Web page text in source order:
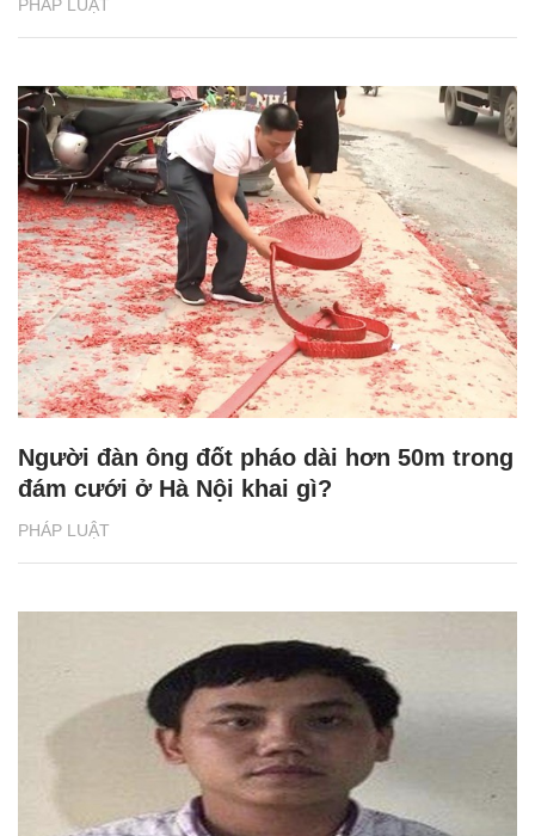
PHÁP LUẬT
PHÁP LUẬT
Người đàn ông đốt pháo dài hơn 50m trong
đám cưới ở Hà Nội khai gì?